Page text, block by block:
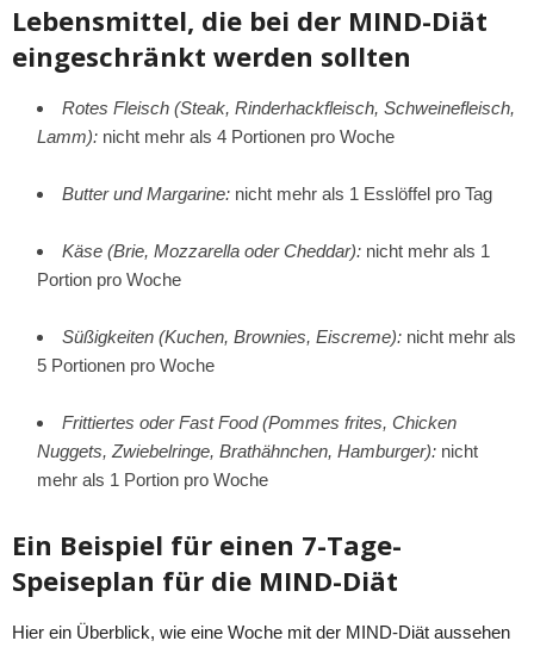
Lebensmittel, die bei der MIND-Diät
eingeschränkt werden sollten
Rotes Fleisch (Steak, Rinderhackfleisch, Schweinefleisch,
Lamm): nicht mehr als 4 Portionen pro Woche
Butter und Margarine: nicht mehr als 1 Esslöffel pro Tag
Käse (Brie, Mozzarella oder Cheddar): nicht mehr als 1
Portion pro Woche
Süßigkeiten (Kuchen, Brownies, Eiscreme): nicht mehr als
5 Portionen pro Woche
Frittiertes oder Fast Food (Pommes frites, Chicken
Nuggets, Zwiebelringe, Brathähnchen, Hamburger): nicht
mehr als 1 Portion pro Woche
Ein Beispiel für einen 7-Tage-
Speiseplan für die MIND-Diät
Hier ein Überblick, wie eine Woche mit der MIND-Diät aussehen